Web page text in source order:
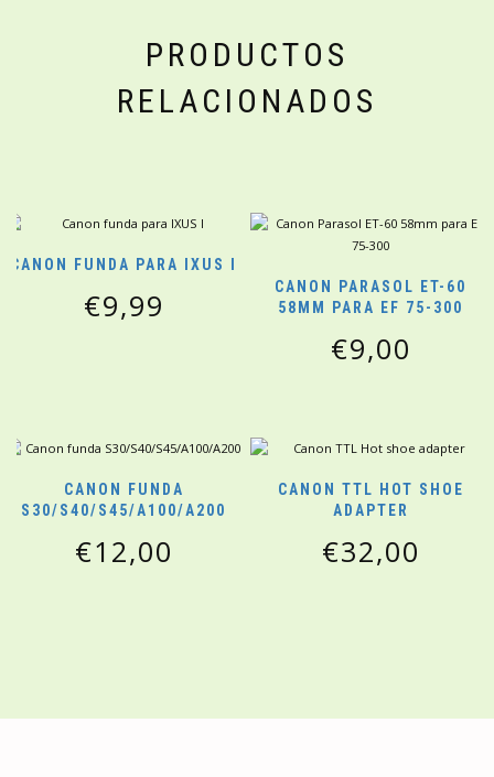
PRODUCTOS
RELACIONADOS
CANON FUNDA PARA IXUS I
€9,99
CANON PARASOL ET-60
58MM PARA EF 75-300
€9,00
CANON FUNDA
S30/S40/S45/A100/A200
€12,00
CANON TTL HOT SHOE
ADAPTER
€32,00